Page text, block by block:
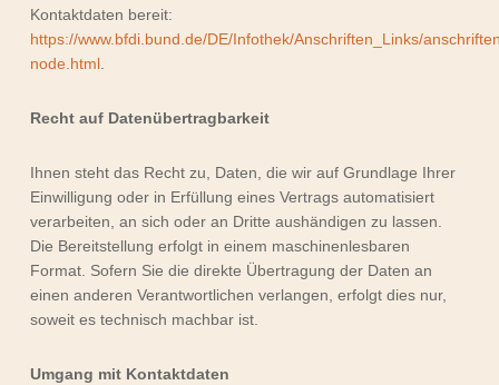
Kontaktdaten bereit:
https://www.bfdi.bund.de/DE/Infothek/Anschriften_Links/
node.html.
Recht auf Datenübertragbarkeit
Ihnen steht das Recht zu, Daten, die wir auf Grundlage Ihrer
Einwilligung oder in Erfüllung eines Vertrags automatisiert
verarbeiten, an sich oder an Dritte aushändigen zu lassen.
Die Bereitstellung erfolgt in einem maschinenlesbaren
Format. Sofern Sie die direkte Übertragung der Daten an
einen anderen Verantwortlichen verlangen, erfolgt dies nur,
soweit es technisch machbar ist.
Umgang mit Kontaktdaten